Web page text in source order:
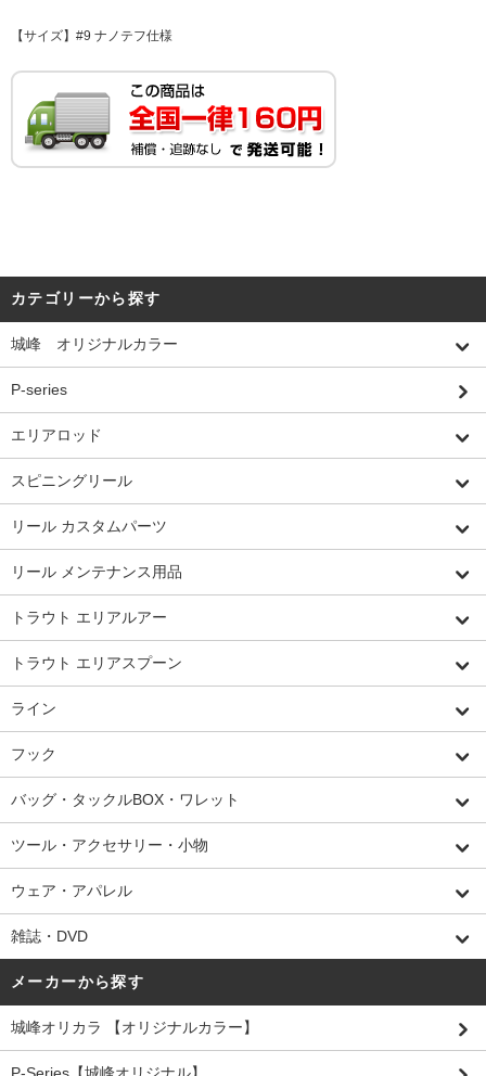
【サイズ】#9 ナノテフ仕様
カテゴリーから探す
城峰 オリジナルカラー
P-series
エリアロッド
スピニングリール
リール カスタムパーツ
リール メンテナンス用品
トラウト エリアルアー
トラウト エリアスプーン
ライン
フック
バッグ・タックルBOX・ワレット
ツール・アクセサリー・小物
ウェア・アパレル
雑誌・DVD
メーカーから探す
城峰オリカラ 【オリジナルカラー】